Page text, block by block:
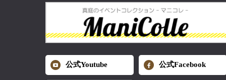
公式Youtube 公式Facebook